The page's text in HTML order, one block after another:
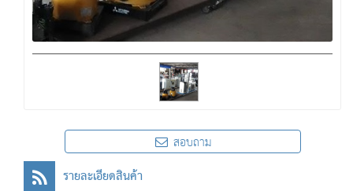
สอบถาม
รายละเอียดสินค้า